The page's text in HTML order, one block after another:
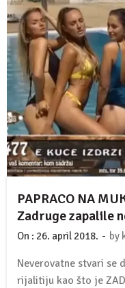
PAPRACO NA
Zadruge zapalile
On : 26. april 2018. - by
Neverovatne stvari se
rijalitiju kao što je